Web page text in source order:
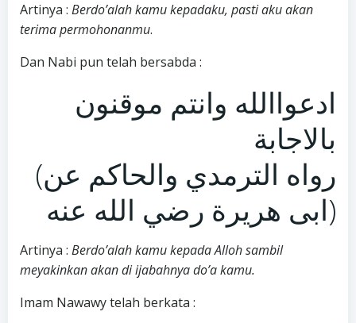
Artinya : Berdo’alah kamu kepadaku, pasti aku akan
terima permohonanmu.
Dan Nabi pun telah bersabda :
ادعواالله وانتم موقنون
بالاجابة
(رواه الترمدي والحاكم عن
ابى هريرة رضي الله عنه)
Artinya : Berdo’alah kamu kepada Alloh sambil
meyakinkan akan di ijabahnya do’a kamu.
Imam Nawawy telah berkata :